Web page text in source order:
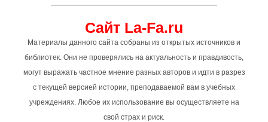
Сайт La-Fa.ru
Материалы данного сайта собраны из открытых источников и
библиотек. Они не проверялись на актуальность и правдивость,
могут выражать частное мнение разных авторов и идти в разрез
с текущей версией истории, преподаваемой вам в учебных
учреждениях. Любое их использование вы осуществляете на
свой страх и риск.